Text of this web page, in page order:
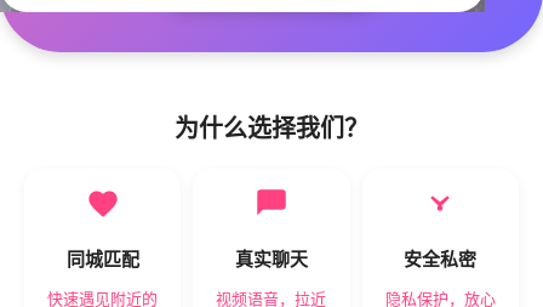
为什么选择我们？
同城匹配
快速遇见附近的
真实聊天
视频语音，拉近
安全私密
隐私保护，放心